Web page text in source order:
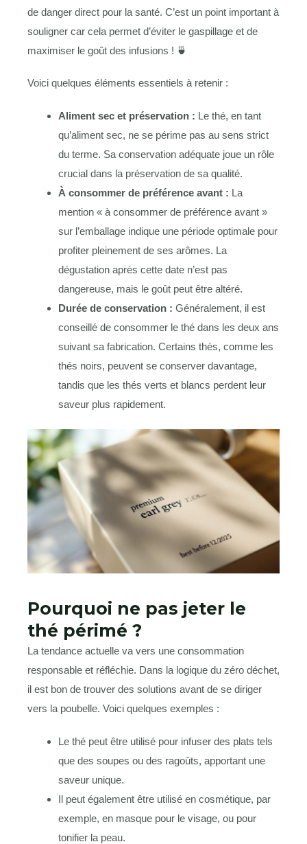
de danger direct pour la santé. C’est un point important à
souligner car cela permet d’éviter le gaspillage et de
maximiser le goût des infusions ! 🍵
Voici quelques éléments essentiels à retenir :
Aliment sec et préservation : Le thé, en tant
qu’aliment sec, ne se périme pas au sens strict
du terme. Sa conservation adéquate joue un rôle
crucial dans la préservation de sa qualité.
À consommer de préférence avant : La
mention « à consommer de préférence avant »
sur l’emballage indique une période optimale pour
profiter pleinement de ses arômes. La
dégustation après cette date n’est pas
dangereuse, mais le goût peut être altéré.
Durée de conservation : Généralement, il est
conseillé de consommer le thé dans les deux ans
suivant sa fabrication. Certains thés, comme les
thés noirs, peuvent se conserver davantage,
tandis que les thés verts et blancs perdent leur
saveur plus rapidement.
Pourquoi ne pas jeter le
thé périmé ?
La tendance actuelle va vers une consommation
responsable et réfléchie. Dans la logique du zéro déchet,
il est bon de trouver des solutions avant de se diriger
vers la poubelle. Voici quelques exemples :
Le thé peut être utilisé pour infuser des plats tels
que des soupes ou des ragoûts, apportant une
saveur unique.
Il peut également être utilisé en cosmétique, par
exemple, en masque pour le visage, ou pour
tonifier la peau.